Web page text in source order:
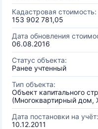
Кадастровая стоимость:
153 902 781,05
Дата обновления
06.08.2016
Статус объекта:
Ранее учтенный
Тип объекта:
Объект капитального
(Многоквартирный дом,
Дата постановки на учёт:
10.12.2011